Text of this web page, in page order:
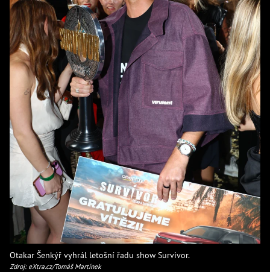
Otakar Šenkýř vyhrál letošní řadu show Survivor.
Zdroj: eXtra.cz/Tomáš Martínek